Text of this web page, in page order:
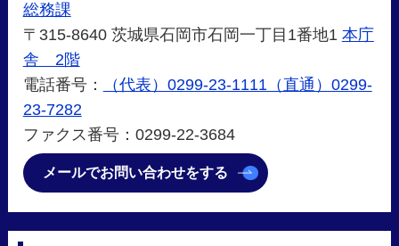
総務課
〒315-8640 茨城県石岡市石岡一丁目1番地1 本庁
舎 2階
電話番号：
（代表）0299-23-1111（直通）0299-
23-7282
ファクス番号：0299-22-3684
メールでお問い合わせをする